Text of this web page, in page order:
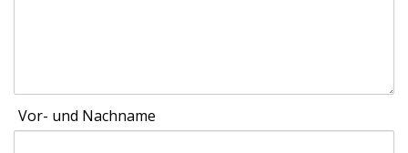
Vor- und Nachname